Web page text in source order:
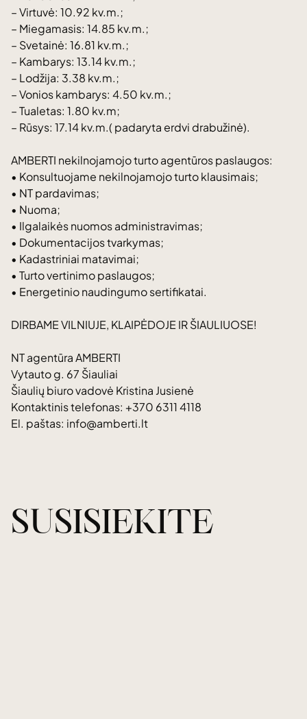
– Virtuvė: 10.92 kv.m.;
– Miegamasis: 14.85 kv.m.;
– Svetainė: 16.81 kv.m.;
– Kambarys: 13.14 kv.m.;
– Lodžija: 3.38 kv.m.;
– Vonios kambarys: 4.50 kv.m.;
– Tualetas: 1.80 kv.m;
– Rūsys: 17.14 kv.m.( padaryta erdvi drabužinė).
AMBERTI nekilnojamojo turto agentūros paslaugos:
• Konsultuojame nekilnojamojo turto klausimais;
• NT pardavimas;
• Nuoma;
• Ilgalaikės nuomos administravimas;
• Dokumentacijos tvarkymas;
• Kadastriniai matavimai;
• Turto vertinimo paslaugos;
• Energetinio naudingumo sertifikatai.
DIRBAME VILNIUJE, KLAIPĖDOJE IR ŠIAULIUOSE!
NT agentūra AMBERTI
Vytauto g. 67 Šiauliai
Šiaulių biuro vadovė Kristina Jusienė
Kontaktinis telefonas: +370 6311 4118
El. paštas: info@amberti.lt
SUSISIEKITE